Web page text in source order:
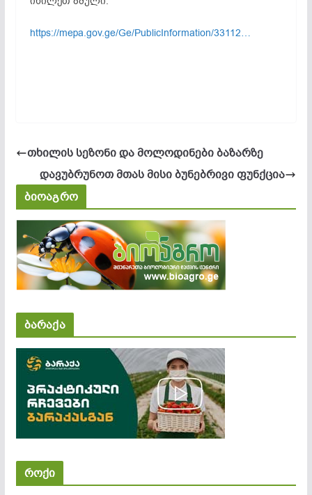
https://mepa.gov.ge/Ge/PublicInformation/33112…
თხილის სეზონი და მოლოდინები ბაზარზე
დავუბრუნოთ მთას მისი ბუნებრივი ფუნქცია
ბიოაგრო
ბარაქა
როქი